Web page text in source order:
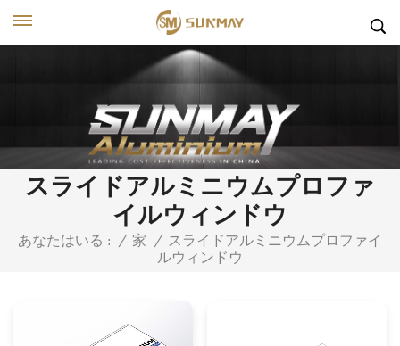
スライドアルミニウムプロファ
イルウィンドウ
あなたはいる : / 家 /
スライドアルミニウムプロファイ
ルウィンドウ